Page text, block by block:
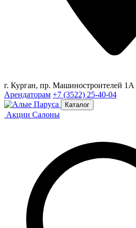
г. Курган, пр. Машиностроителей 1А
Арендаторам +7 (3522) 25-40-04
Каталог
Акции Салоны